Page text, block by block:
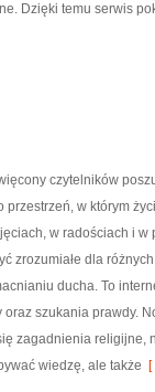
Dzięki temu serwis
czytelników
przestrzeń, w którym
w radościach i w
zrozumiałe dla
ducha. To
szukania prawdy.
zagadnienia religijne,
wiedzę, ale także